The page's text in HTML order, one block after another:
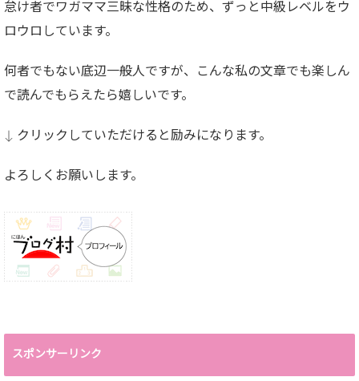
怠け者でワガママ三昧な性格のため、ずっと中級レベルをウ
ロウロしています。
何者でもない底辺一般人ですが、こんな私の文章でも楽しん
で読んでもらえたら嬉しいです。
↓ クリックしていただけると励みになります。
よろしくお願いします。
スポンサーリンク